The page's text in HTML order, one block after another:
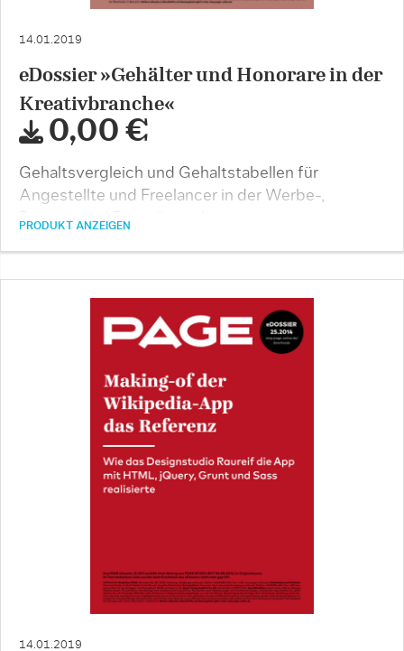
14.01.2019
eDossier »Gehälter und Honorare in der
Kreativbranche«
0,00 €
Gehaltsvergleich und Gehaltstabellen für
Angestellte und Freelancer in der Werbe-,
Design- und Digitalbranche
PRODUKT ANZEIGEN
14.01.2019